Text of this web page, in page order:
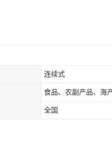
连续式
全国